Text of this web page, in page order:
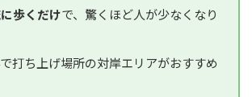
歩くだけで、驚くほど人が少なくなり
打ち上げ場所の対岸エリアがおすすめ